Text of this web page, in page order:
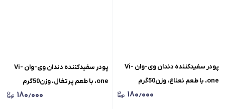
پودر سفیدکننده دندان وی-وان Vi-
one، با طعم نعناع، وزن50گرم
۱۸۰٫۰۰۰
پودر سفیدکننده دندان وی-وان Vi-
one، با طعم پرتغال، وزن50گرم
۱۸۰٫۰۰۰